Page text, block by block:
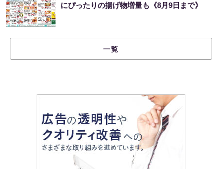
にぴったりの揚げ物増量も《8月9日まで》
一覧